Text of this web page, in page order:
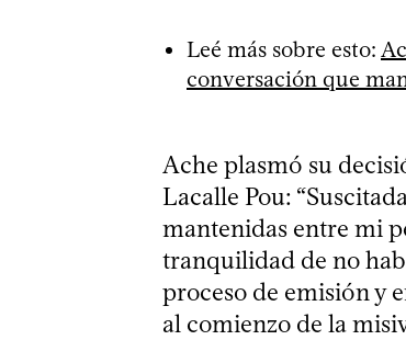
Leé más sobre esto:
conversación que
Ache plasmó su
Lacalle Pou:
mantenidas entre mi
tranquilidad de no
proceso de emisión y
al comienzo de la